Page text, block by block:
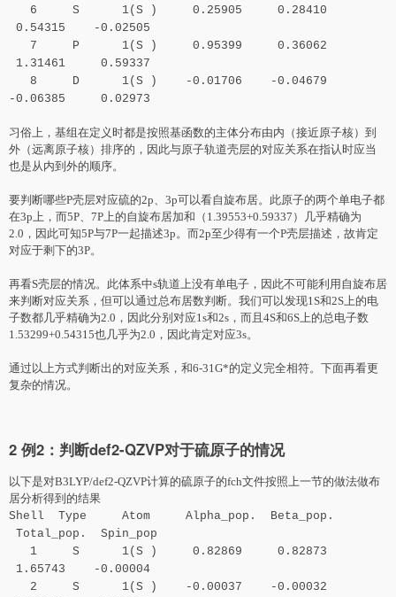
6 S 1(S ) 0.25905 0.28410
0.54315 -0.02505
7 P 1(S ) 0.95399 0.36062
1.31461 0.59337
8 D 1(S ) -0.01706 -0.04679
-0.06385 0.02973
习俗上，基组在定义时都是按照基函数的主体分布由内（接近原子核）到
外（远离原子核）排序的，因此与原子轨道壳层的对应关系在指认时应当
也是从内到外的顺序。
要判断哪些P壳层对应硫的2p、3p可以看自旋布居。此原子的两个单电子都
在3p上，而5P、7P上的自旋布居加和（1.39553+0.59337）几乎精确为
2.0，因此可知5P与7P一起描述3p。而2p至少得有一个P壳层描述，故肯定
对应于剩下的3P。
再看S壳层的情况。此体系中s轨道上没有单电子，因此不可能利用自旋布居
来判断对应关系，但可以通过总布居数判断。我们可以发现1S和2S上的电
子数都几乎精确为2.0，因此分别对应1s和2s，而且4S和6S上的总电子数
1.53299+0.54315也几乎为2.0，因此肯定对应3s。
通过以上方式判断出的对应关系，和6-31G*的定义完全相符。下面再看更
复杂的情况。
2 例2：判断def2-QZVP对于硫原子的情况
以下是对B3LYP/def2-QZVP计算的硫原子的fch文件按照上一节的做法做布
居分析得到的结果
Shell Type Atom Alpha_pop. Beta_pop.
Total_pop. Spin_pop
1 S 1(S ) 0.82869 0.82873
1.65743 -0.00004
2 S 1(S ) -0.00037 -0.00032